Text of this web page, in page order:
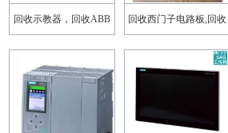
回收示教器，回收ABB
示教器，回收发那科示
教器，回收安川示教器
回收西门子电路板,回收
三菱电路板,回收数据采